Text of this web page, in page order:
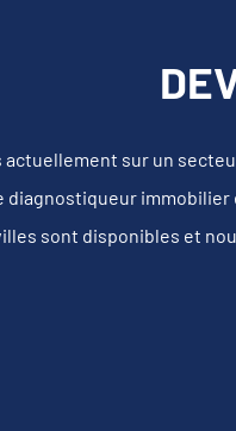
actuellement sur un
diagnostiqueur immobilier
sont disponibles et